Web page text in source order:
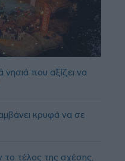
νησιά που αξίζει να
κρυφά να σε
τέλος της σχέσης,